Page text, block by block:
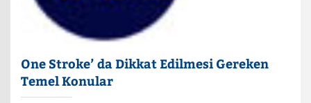
One Stroke’ da Dikkat Edilmesi Gereken
Temel Konular